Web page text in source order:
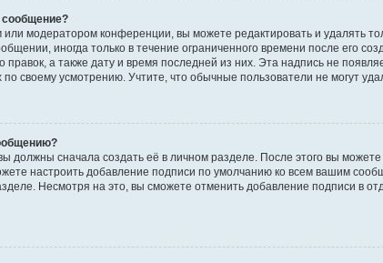
сообщение?
модератором конференции, вы можете редактировать и удалять
иногда только в течение ограниченного времени после его
правок, а также дату и время последней из них. Эта надпись не
своему усмотрению. Учтите, что обычные пользователи не могут
должны сначала создать её в личном разделе. После этого вы
настроить добавление подписи по умолчанию ко всем вашим
Несмотря на это, вы сможете отменить добавление подписи в